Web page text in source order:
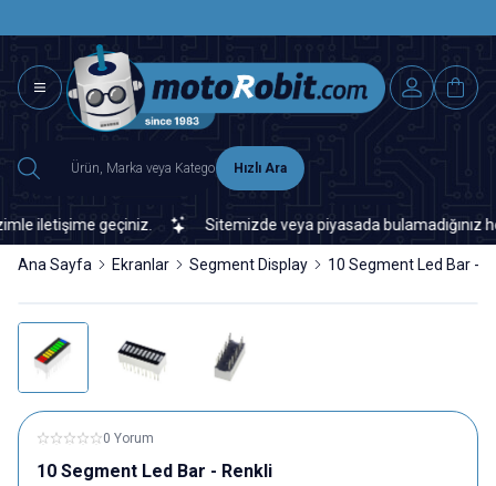
Hızlı Ara
iletişime geçiniz. Sitemizde veya piyasada bulamadığınız
Ana Sayfa Ekranlar Segment Display 10 Segment Led Bar -
0 Yorum
10 Segment Led Bar - Renkli